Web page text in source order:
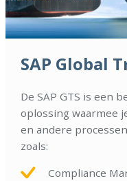
SAP Global
De SAP GTS is een
oplossing waarmee
en andere
zoals:
Compliance